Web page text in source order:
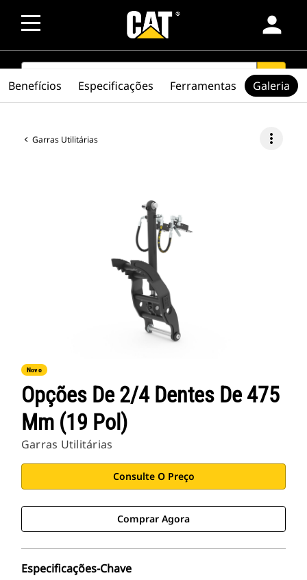
person
SEARCH search
Garras Utilitárias more_vert
Novo
Opções De 2/4 Dentes De 475
Mm (19 Pol)
Garras Utilitárias
Consulte O Preço
Comprar Agora
Especificações-Chave
Benefícios Especificações Ferramentas Galeria